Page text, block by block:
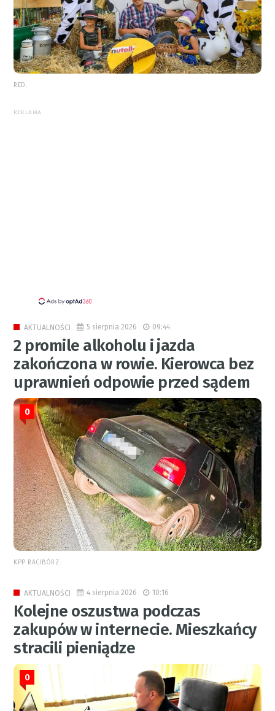
RED.
REKLAMA
AKTUALNOŚCI 5 sierpnia 2026 09:44
2 promile alkoholu i jazda
zakończona w rowie. Kierowca bez
uprawnień odpowie przed sądem
0
KPP RACIBÓRZ
AKTUALNOŚCI 4 sierpnia 2026 10:16
Kolejne oszustwa podczas
zakupów w internecie. Mieszkańcy
stracili pieniądze
0